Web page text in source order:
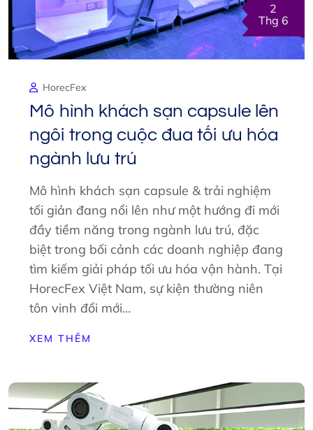
2
Thg 6
HorecFex
Mô hình khách sạn capsule lên
ngôi trong cuộc đua tối ưu hóa
ngành lưu trú
Mô hình khách sạn capsule & trải nghiệm
tối giản đang nổi lên như một hướng đi mới
đầy tiềm năng trong ngành lưu trú, đặc
biệt trong bối cảnh các doanh nghiệp đang
tìm kiếm giải pháp tối ưu hóa vận hành. Tại
HorecFex Việt Nam, sự kiện thường niên
tôn vinh đổi mới…
XEM THÊM